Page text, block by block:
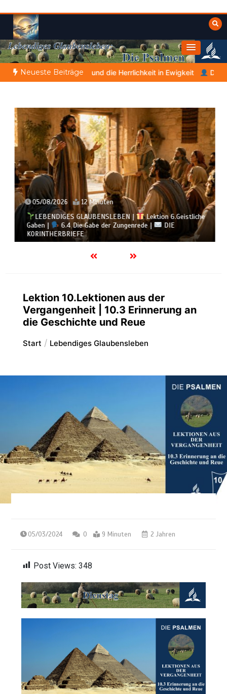
Inhalt
springen
Weisheiten der Bibel
Himmelwärts
Neueste Beiträge
die Herrlichkeit in Ewigkeit DIE BIBLISCHE PERSON DES
05/08/2026 12 Minuten
LEBENDIGES GLAUBENSLEBEN |
Lektion 6.Geistliche
Gaben |
6.4 Die Gabe der Zungenrede |
DIE
KORINTHERBRIEFE
Lektion 10.Lektionen aus der
Vergangenheit | 10.3 Erinnerung an
die Geschichte und Reue
Start Lebendiges Glaubensleben
05/03/2024 0 9 Minuten 2 Jahren
Post Views: 348